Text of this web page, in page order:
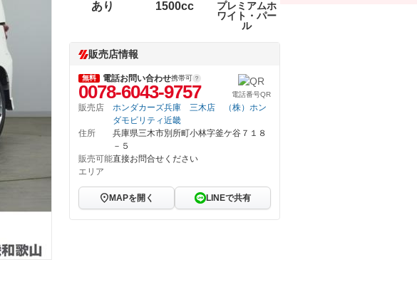
あり 1500cc
プレミアムホ
ワイト・パー
ル
販売店情報
無料 電話お問い合わせ携帯可
0078-6043-9757 電話番号QR
販売店
ホンダカーズ兵庫 三木店 （株）ホン
ダモビリティ近畿
住所
兵庫県三木市別所町小林字釜ケ谷７１８
－５
販売可能
エリア
直接お問合せください
MAPを開く LINEで共有